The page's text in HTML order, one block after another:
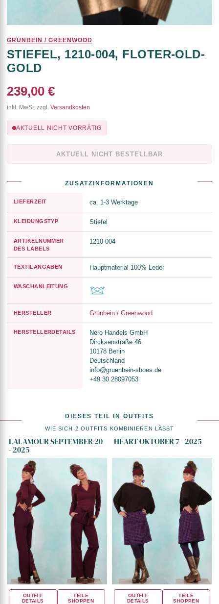
GRÜNBEIN / GREENWOOD
STIEFEL, 1210-004, FLOTER-OLD-
GOLD
239,00 €
inkl. MwSt. zzgl. Versandkosten
AKTUELL NICHT VORRÄTIG
AKTUELL NICHT BESTELLBAR
ZUSATZINFORMATIONEN
LIEFERZEIT ca. 1-3 Werktage
KLEIDUNGSTYP Stiefel
ARTIKELNUMMER
DES LABELS
1210-004
TEXTILANGABEN Hauptmaterial 100% Leder
WASCHANLEITUNG
HERSTELLER Grünbein / Greenwood
HERSTELLERDETAILS
Nero Handels GmbH
Dircksenstraße 46
10178 Berlin
Deutschland
info@gruenbein-shoes.de
+49 30 28097053
DIESES TEIL IN OUTFITS
WIE SICH 2 OUTFITS KOMBINIEREN LÄSST
LALAMOUR SEPTEMBER 20
- 2025
OUTFIT-
DETAILS
TEILE
SHOPPEN
HEART OKTOBER 7 - 2025
OUTFIT-
DETAILS
TEILE
SHOPPEN